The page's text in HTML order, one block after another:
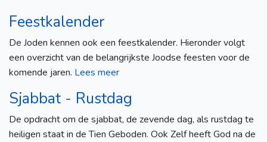
Feestkalender
De Joden kennen ook een feestkalender. Hieronder volgt
een overzicht van de belangrijkste Joodse feesten voor de
komende jaren. Lees meer
Sjabbat - Rustdag
De opdracht om de sjabbat, de zevende dag, als rustdag te
heiligen staat in de Tien Geboden. Ook Zelf heeft God na de